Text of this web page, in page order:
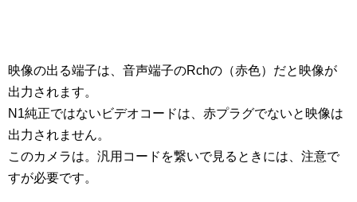
映像の出る端子は、音声端子のRchの（赤色）だと映像が
出力されます。
N1純正ではないビデオコードは、赤プラグでないと映像は
出力されません。
このカメラは。汎用コードを繋いで見るときには、注意で
すが必要です。